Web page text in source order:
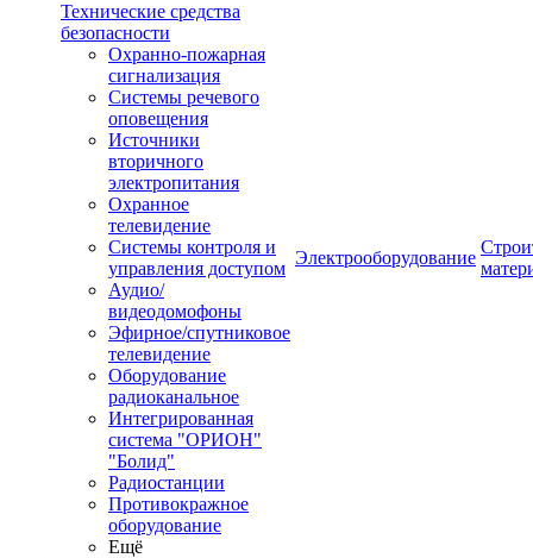
Технические средства
безопасности
Охранно-пожарная
сигнализация
Системы речевого
оповещения
Источники
вторичного
электропитания
Охранное
телевидение
Системы контроля и
управления доступом
Аудио/
видеодомофоны
Эфирное/спутниковое
телевидение
Оборудование
радиоканальное
Интегрированная
система "ОРИОН"
"Болид"
Радиостанции
Противокражное
оборудование
Ещё
Электрооборудование